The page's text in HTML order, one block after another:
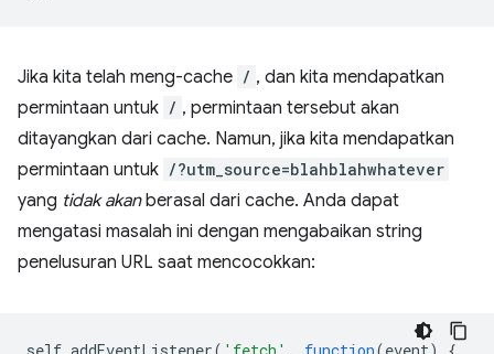
Jika kita telah meng-cache / , dan kita mendapatkan
permintaan untuk / , permintaan tersebut akan
ditayangkan dari cache. Namun, jika kita mendapatkan
permintaan untuk /?utm_source=blahblahwhatever
yang tidak akanberasal dari cache. Anda dapat
mengatasi masalah ini dengan mengabaikan string
penelusuran URL saat mencocokkan: